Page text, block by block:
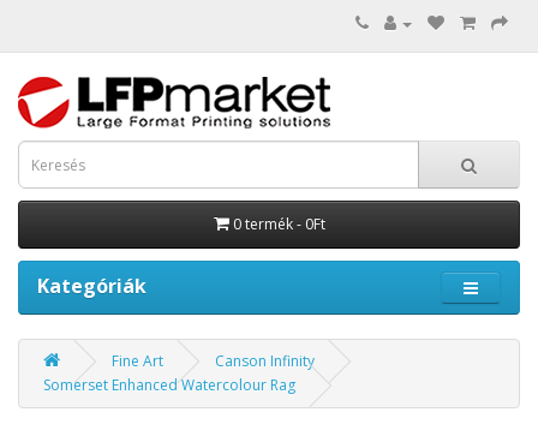
0 termék - 0Ft
Kategóriák
Fine Art
Canson Infinity
Somerset Enhanced Watercolour Rag